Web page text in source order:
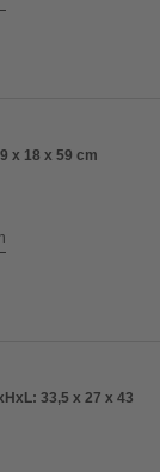
x 18 x 59 cm
33,5 x 27 x 43